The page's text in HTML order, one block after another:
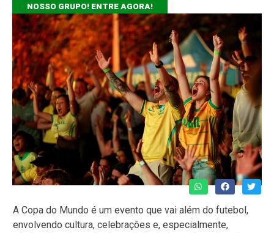
NOSSO GRUPO! ENTRE AGORA!
A Copa do Mundo é um evento que vai além do futebol,
envolvendo cultura, celebrações e, especialmente,